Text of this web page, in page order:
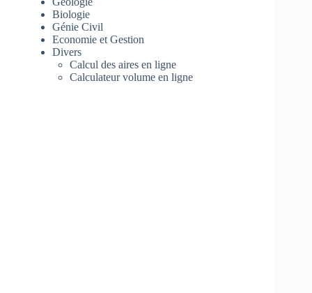
Biologie
Génie Civil
Economie et Gestion
Divers
Calcul des aires en ligne
Calculateur volume en ligne